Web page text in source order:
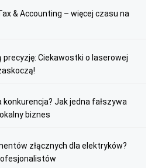
& Accounting – więcej czasu na
Ciekawostki o laserowej
konkurencja? Jak jedna fałszywa
biznes
złącznych dla elektryków?